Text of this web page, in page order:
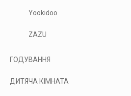
Yookidoo
ZAZU
ГОДУВАННЯ
ДИТЯЧА КІМНАТА